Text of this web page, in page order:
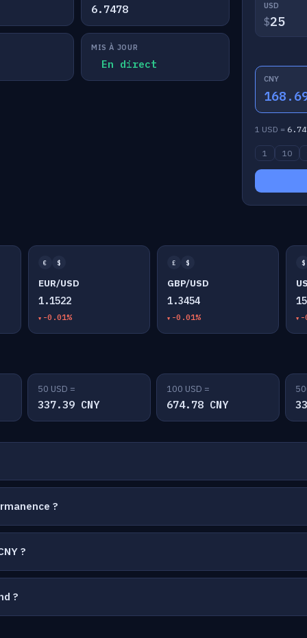
6.7478
MIS À JOUR
En direct
USD
$
CNY
1 USD =
1 10
€ $
EUR/USD
1.1522
-0.01%
£ $
GBP/USD
1.3454
-0.01%
$
-
50 USD =
337.39 CNY
100 USD =
674.78 CNY
?
?
?